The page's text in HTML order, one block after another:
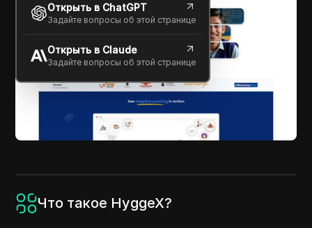
Открыть в ChatGPT
Задайте вопросы об этой странице
Открыть в Claude
Задайте вопросы об этой странице
Что такое HyggeX?